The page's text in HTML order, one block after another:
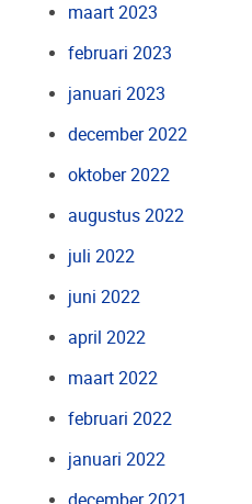
maart 2023
februari 2023
januari 2023
december 2022
oktober 2022
augustus 2022
juli 2022
juni 2022
april 2022
maart 2022
februari 2022
januari 2022
december 2021